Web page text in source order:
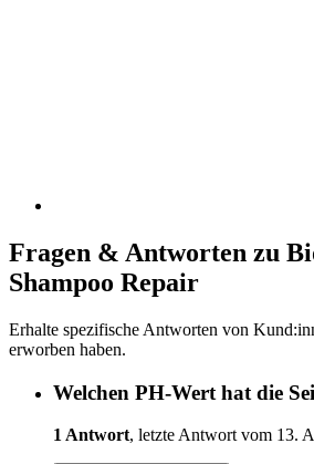
Fragen & Antworten zu
Shampoo Repair
Erhalte spezifische Antworten von
erworben haben.
Welchen PH-Wert hat die
1 Antwort, letzte Antwort vom 13.